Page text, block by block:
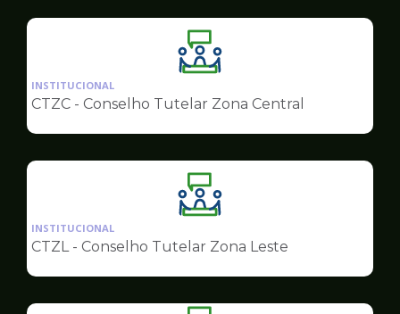
Ilustração
da
pagina
Conselhos
INSTITUCIONAL
CTZC - Conselho Tutelar Zona Central
Ilustração
da
pagina
Conselhos
INSTITUCIONAL
CTZL - Conselho Tutelar Zona Leste